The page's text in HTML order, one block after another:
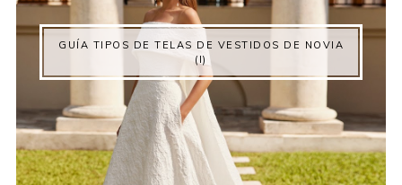
GUÍA TIPOS DE TELAS DE VESTIDOS DE NOVIA
(I)